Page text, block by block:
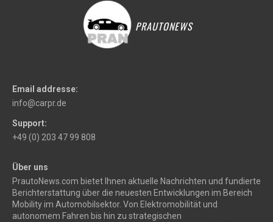
PRAUTONEWS
Email addresse:
info@carpr.de
Support:
+49 (0) 203 47 99 808
Über uns
PrautoNews.com bietet Ihnen aktuelle Nachrichten und fundierte
Berichterstattung über die neuesten Entwicklungen im Bereich
Mobility im Automobilsektor. Von Elektromobilität und
autonomem Fahren bis hin zu strategischen